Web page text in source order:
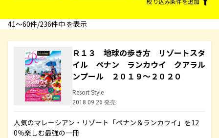
41〜60件/236件中 を表示
Ｒ１３ 地球の歩き方 リゾートスタ
イル ペナン ランカウイ クアラル
ンプール ２０１９～２０２０
Resort Style
2018.09.26 発売
人気のマレーシアン・リゾート「ペナン＆ランカウイ」を12
0％楽しむ最強の一冊